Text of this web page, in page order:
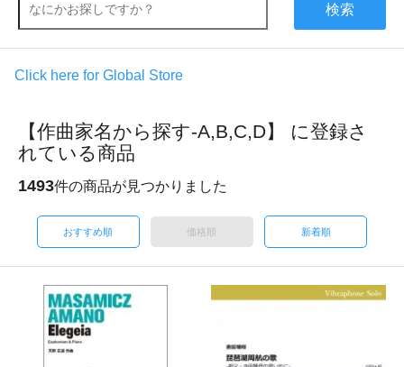
検索
Click here for Global Store
【作曲家名から探す-A,B,C,D】 に登録さ
れている商品
1493件の商品が見つかりました
おすすめ順 価格順 新着順